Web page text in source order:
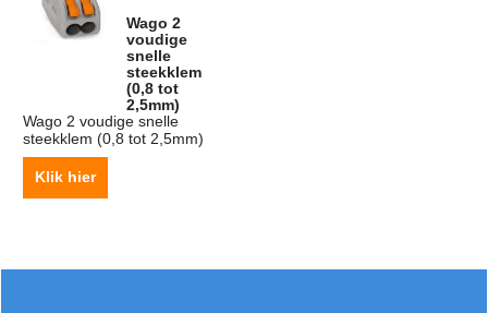
Wago 2
voudige
snelle
steekklem
(0,8 tot
2,5mm)
Wago 2 voudige snelle
steekklem (0,8 tot 2,5mm)
Klik hier